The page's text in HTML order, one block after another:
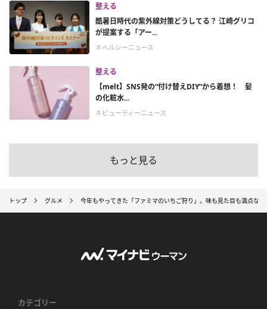
整える
酷暑日時代の紫外線対策どうしてる？ 江崎グリコ
が提案する「アー...
＃ヘルシーニュース
整える
【melt】SNS発の“付け替えDIY”から着想！ 髪
の化粧水...
＃ビューティーニュース
もっと見る
トップ グルメ 今年もやってきた「ファミマのいちご狩り」。味も見た目も満点な
カテゴリー